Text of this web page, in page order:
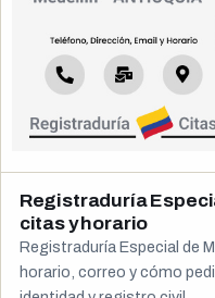
Registraduría
citas y horario
Registraduría Especial de
horario, correo y cómo